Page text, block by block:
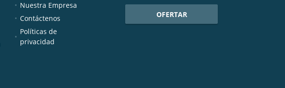
Nuestra Empresa
Contáctenos
Políticas de
privacidad
OFERTAR